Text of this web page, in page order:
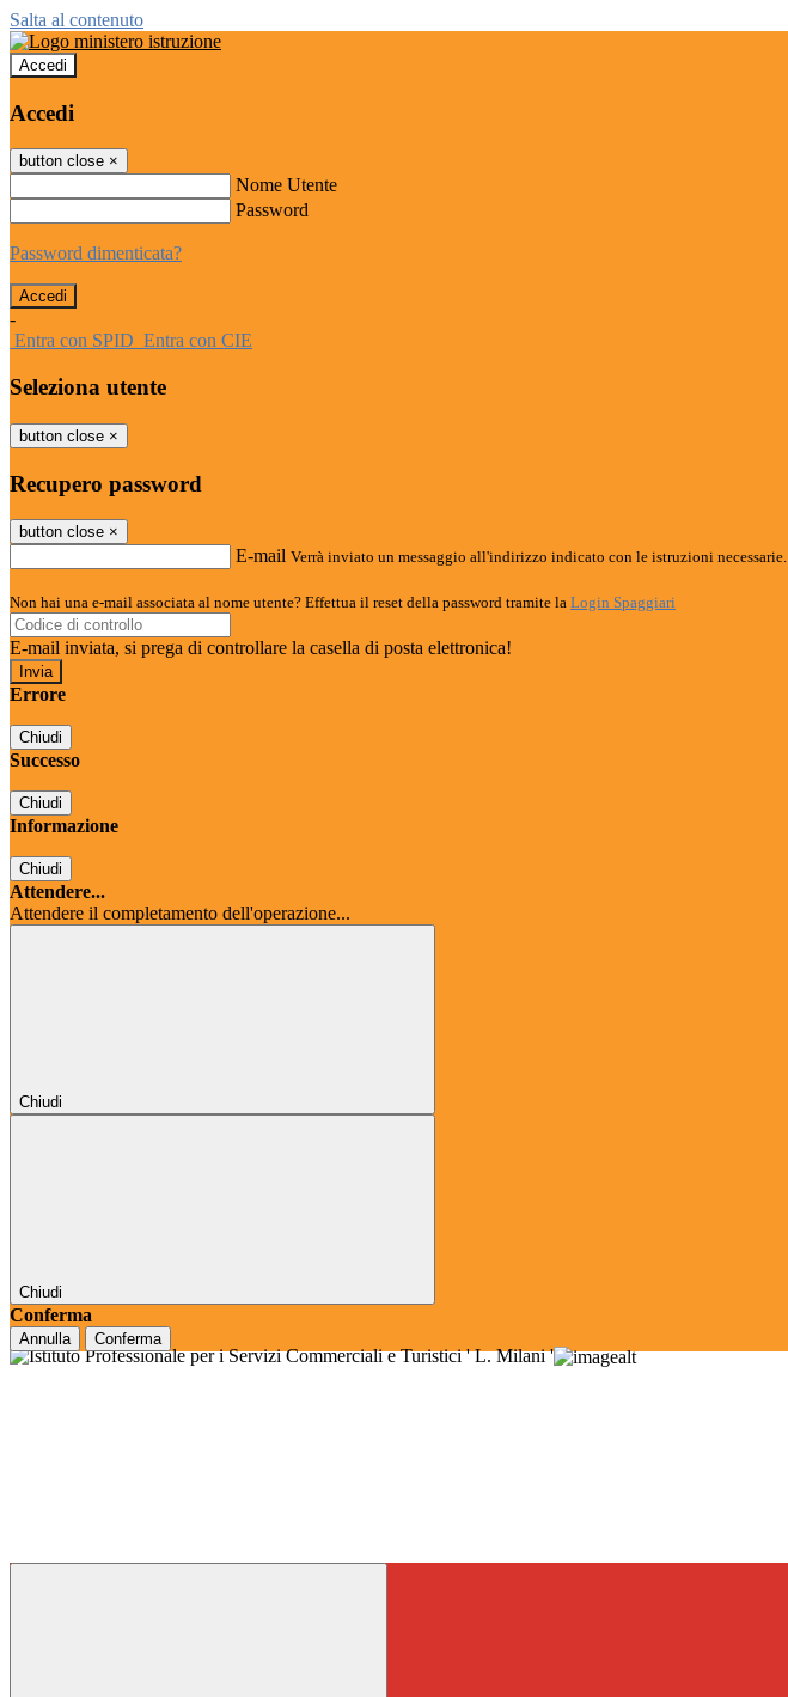
Salta al contenuto
Accedi
Accedi
button close ×
Nome Utente
Password
Password dimenticata?
-
Entra con SPID Entra con CIE
Seleziona utente
button close ×
Recupero password
button close ×
E-mail Verrà inviato un messaggio all'indirizzo indicato con le istruzioni necessarie.
Non hai una e-mail associata al nome utente? Effettua il reset della password tramite la Login Spaggiari
E-mail inviata, si prega di controllare la casella di posta elettronica!
Errore
Chiudi
Successo
Chiudi
Informazione
Chiudi
Attendere...
Attendere il completamento dell'operazione...
Chiudi
Chiudi
Conferma
Annulla Conferma